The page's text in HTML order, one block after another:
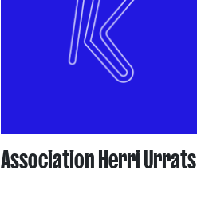
Association Herri Urrats